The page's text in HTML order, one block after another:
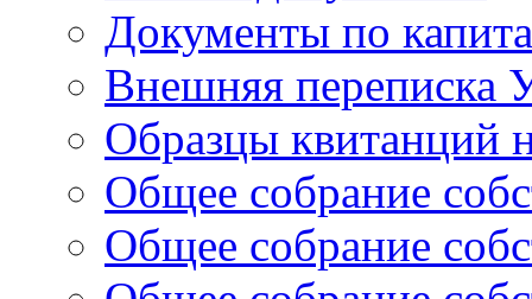
Документы по
Внешняя переписка
Образцы квитанций
Общее собрание
Общее собрание